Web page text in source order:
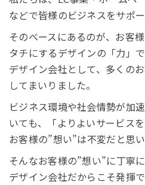
などで皆様のビジネスをサポー
そのベースにあるのが、お客
タチにするデザインの「力」
デザイン会社として、多くの
してまいりました。
ビジネス環境や社会情勢が加
いても、「よりよいサービス
お客様の”想い”は不変だと思い
そんなお客様の”想い”に丁寧
デザイン会社だからこそ発揮